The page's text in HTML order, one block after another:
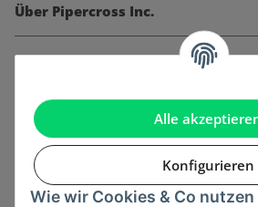
Alle
Konfigurieren
Wie wir Cookies & Co nutzen
Über Pipercross Inc.
Informationen
Gesetzliche Informationen